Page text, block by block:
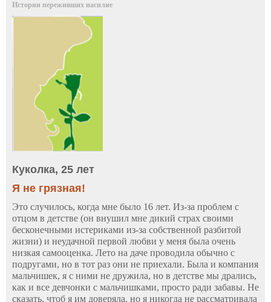
Истории переживших насилие
Куколка, 25 лет
Я не грязная!
Это случилось, когда мне было 16 лет. Из-за проблем с
отцом в детстве (он внушил мне дикий страх своими
бесконечными истериками из-за собственной разбитой
жизни) и неудачной первой любви у меня была очень
низкая самооценка. Лето на даче проводила обычно с
подругами, но в тот раз они не приехали. Была и компания
мальчишек, я с ними не дружила, но в детстве мы дрались,
как и все девчонки с мальчишками, просто ради забавы. Не
сказать, чтоб я им доверяла, но я никогда не рассматривала